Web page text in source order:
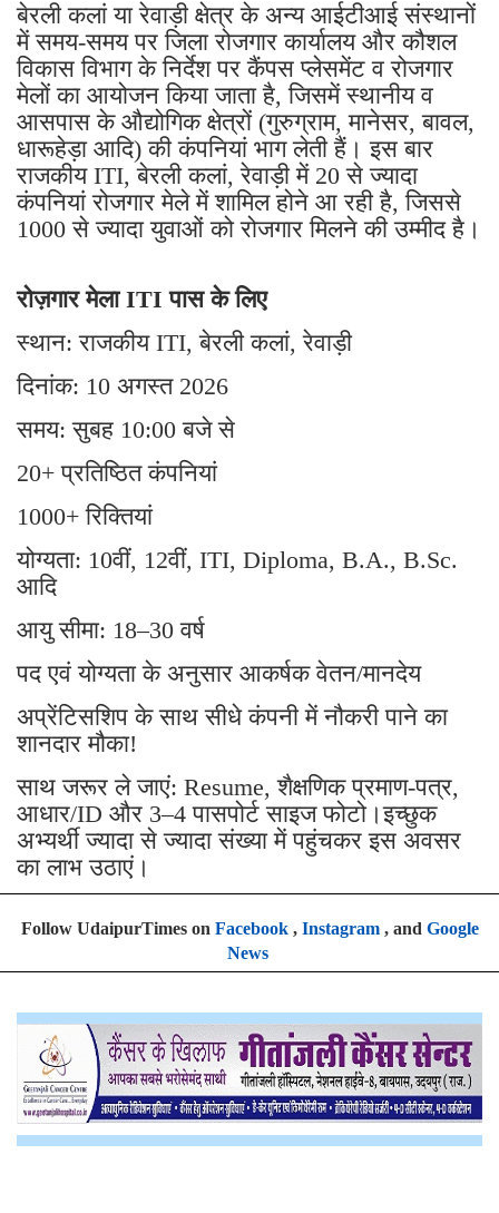
बेरली कलां या रेवाड़ी क्षेत्र के अन्य आईटीआई संस्थानों
में समय-समय पर जिला रोजगार कार्यालय और कौशल
विकास विभाग के निर्देश पर कैंपस प्लेसमेंट व रोजगार
मेलों का आयोजन किया जाता है, जिसमें स्थानीय व
आसपास के औद्योगिक क्षेत्रों (गुरुग्राम, मानेसर, बावल,
धारूहेड़ा आदि) की कंपनियां भाग लेती हैं। इस बार
राजकीय ITI, बेरली कलां, रेवाड़ी में 20 से ज्यादा
कंपनियां रोजगार मेले में शामिल होने आ रही है, जिससे
1000 से ज्यादा युवाओं को रोजगार मिलने की उम्मीद है।
रोज़गार मेला ITI पास के लिए
स्थान: राजकीय ITI, बेरली कलां, रेवाड़ी
दिनांक: 10 अगस्त 2026
समय: सुबह 10:00 बजे से
20+ प्रतिष्ठित कंपनियां
1000+ रिक्तियां
योग्यता: 10वीं, 12वीं, ITI, Diploma, B.A., B.Sc.
आदि
आयु सीमा: 18–30 वर्ष
पद एवं योग्यता के अनुसार आकर्षक वेतन/मानदेय
अप्रेंटिसशिप के साथ सीधे कंपनी में नौकरी पाने का
शानदार मौका!
साथ जरूर ले जाएं: Resume, शैक्षणिक प्रमाण-पत्र,
आधार/ID और 3–4 पासपोर्ट साइज फोटो।इच्छुक
अभ्यर्थी ज्यादा से ज्यादा संख्या में पहुंचकर इस अवसर
का लाभ उठाएं।
Follow UdaipurTimes on Facebook, Instagram, and Google
News